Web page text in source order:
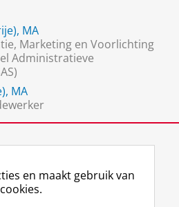
MA
Marketing en Voorlichting
Administratieve
MA
en maakt gebruik van